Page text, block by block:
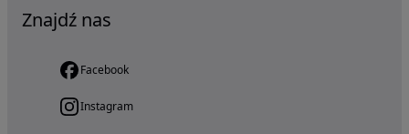
Znajdź nas
Facebook
Instagram